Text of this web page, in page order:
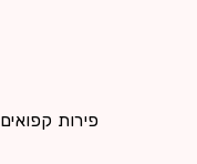
פירות קפואים